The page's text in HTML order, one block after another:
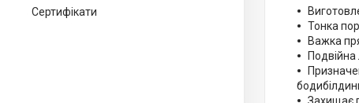
Сертифікати
Тонка
Важка
Подвійна